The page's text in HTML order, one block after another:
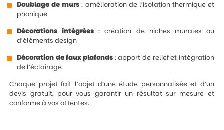
Doublage de murs : amélioration de l’isolation thermique et
phonique
Décorations intégrées : création de niches murales ou
d’éléments design
Décoration de faux plafonds : apport de relief et intégration
de l’éclairage
Chaque projet fait l’objet d’une étude personnalisée et d’un
devis gratuit, pour vous garantir un résultat sur mesure et
conforme à vos attentes.